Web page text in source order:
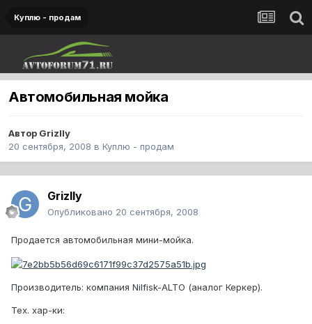
Куплю - продам
Автомобильная мойка
Автор Grizlly
20 сентября, 2008 в Куплю - продам
Grizlly
Опубликовано 20 сентября, 2008
Продается автомобильная мини-мойка.
Производитель: компания Nilfisk-ALTO (аналог Керкер).
Тех. хар-ки: